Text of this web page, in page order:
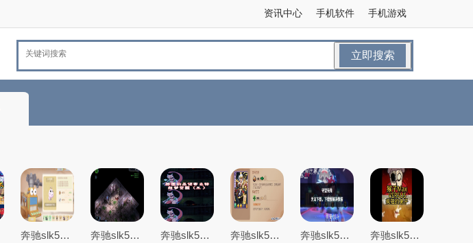
手机游戏
手机软件
资讯中心
立即搜索
奔驰slk55最全游戏攻略解说_奔驰slk55最新游戏技巧通关 奔驰slk55最全游戏攻略解说_奔驰slk55最新游戏技巧通关 奔驰slk55最全游戏攻略解说_奔驰slk55最新游戏技巧通关 奔驰slk55最全游戏攻略解说_奔驰slk55最新游戏技巧通关 奔驰slk55最全游戏攻略解说_奔驰slk55最新游戏技巧通关 奔驰slk55最全游戏攻略解说_奔驰slk55最新游戏技巧通关